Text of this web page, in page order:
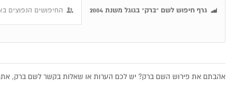
גרף חיפוש לשם "ברק" בגוגל משנת 2004 החיפושים הנפוצים
אהבתם את פירוש השם ברק? יש לכם הערות או שאלות בקשר לשם ברק, אתם